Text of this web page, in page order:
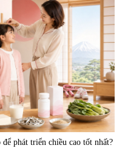
phát triển chiều cao tốt nhất?